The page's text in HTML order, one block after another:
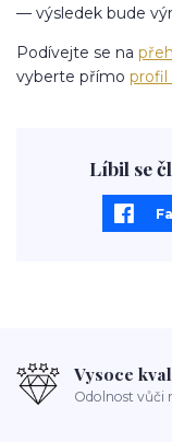
— výsledek bude
Podívejte se na
vyberte přímo profil
Líbil se
Vysoce
Odolnost vůči